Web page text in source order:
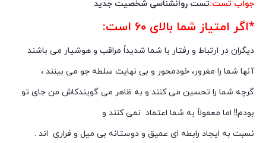
جواب تست:تست روانشناسی شخصیت جدید
*اگر امتیاز شما بالاى ۶۰ است:
دیگران در ارتباط و رفتار با شما شدیداً مراقب و هوشیار می باشند
آنها شما را مغرور، خودمحور و بى نهایت سلطه جو می بینند ،
گرچه شما را تحسین مى کنند و به ظاهر مى گویندکاش من جاى تو
بودم!! اما معمولاً به شما اعتماد نمی کنند و
نسبت به ایجاد رابطه اى عمیق و دوستانه بى میل و فرارى اند .